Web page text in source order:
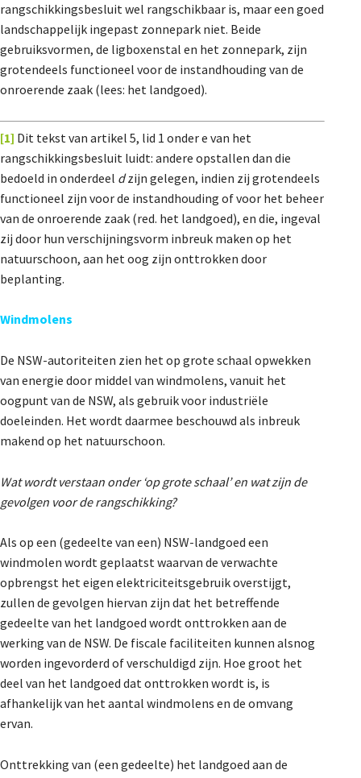
rangschikkingsbesluit wel rangschikbaar is, maar een goed
landschappelijk ingepast zonnepark niet. Beide
gebruiksvormen, de ligboxenstal en het zonnepark, zijn
grotendeels functioneel voor de instandhouding van de
onroerende zaak (lees: het landgoed).
[1] Dit tekst van artikel 5, lid 1 onder e van het
rangschikkingsbesluit luidt: andere opstallen dan die
bedoeld in onderdeel dzijn gelegen, indien zij grotendeels
functioneel zijn voor de instandhouding of voor het beheer
van de onroerende zaak (red. het landgoed), en die, ingeval
zij door hun verschijningsvorm inbreuk maken op het
natuurschoon, aan het oog zijn onttrokken door
beplanting.
Windmolens
De NSW-autoriteiten zien het op grote schaal opwekken
van energie door middel van windmolens, vanuit het
oogpunt van de NSW, als gebruik voor industriële
doeleinden. Het wordt daarmee beschouwd als inbreuk
makend op het natuurschoon.
Wat wordt verstaan onder ‘op grote schaal’ en wat zijn de
gevolgen voor de rangschikking?
Als op een (gedeelte van een) NSW-landgoed een
windmolen wordt geplaatst waarvan de verwachte
opbrengst het eigen elektriciteitsgebruik overstijgt,
zullen de gevolgen hiervan zijn dat het betreffende
gedeelte van het landgoed wordt onttrokken aan de
werking van de NSW. De fiscale faciliteiten kunnen alsnog
worden ingevorderd of verschuldigd zijn. Hoe groot het
deel van het landgoed dat onttrokken wordt is, is
afhankelijk van het aantal windmolens en de omvang
ervan.
Onttrekking van (een gedeelte) het landgoed aan de